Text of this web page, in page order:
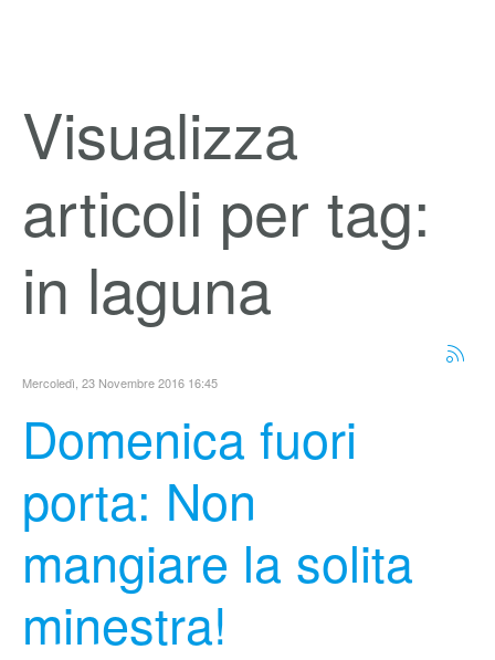
Visualizza
articoli per tag:
in laguna
Mercoledì, 23 Novembre 2016 16:45
Domenica fuori
porta: Non
mangiare la solita
minestra!